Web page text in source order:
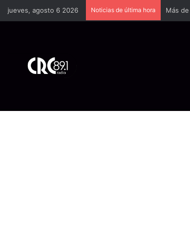
jueves, agosto 6 2026 Noticias de última hora